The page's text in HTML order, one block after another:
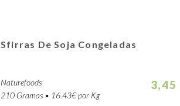
Sfirras De Soja Congeladas
Naturefoods
210 Gramas • 16.43€ por Kg
3,45